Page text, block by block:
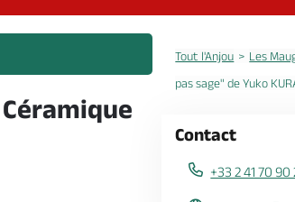
Céramique
Tout l'Anjou Les
pas sage" de Yuko
Contact
+33 2 41 70 90